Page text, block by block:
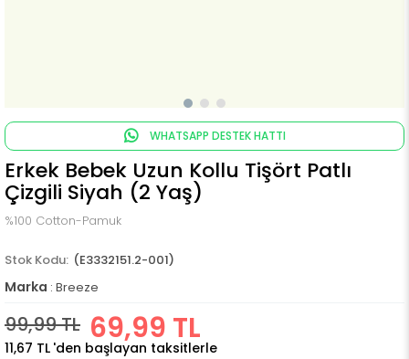
WHATSAPP DESTEK HATTI
Erkek Bebek Uzun Kollu Tişört Patlı
Çizgili Siyah (2 Yaş)
%100 Cotton-Pamuk
(E3332151.2-001)
Marka : Breeze
99,99 TL 69,99 TL
11,67 TL 'den başlayan taksitlerle